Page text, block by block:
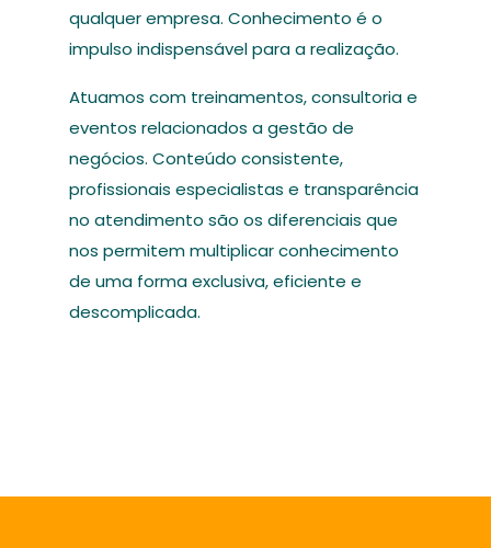
qualquer empresa. Conhecimento é o
impulso indispensável para a realização.
Atuamos com treinamentos, consultoria e
eventos relacionados a gestão de
negócios. Conteúdo consistente,
profissionais especialistas e transparência
no atendimento são os diferenciais que
nos permitem multiplicar conhecimento
de uma forma exclusiva, eficiente e
descomplicada.